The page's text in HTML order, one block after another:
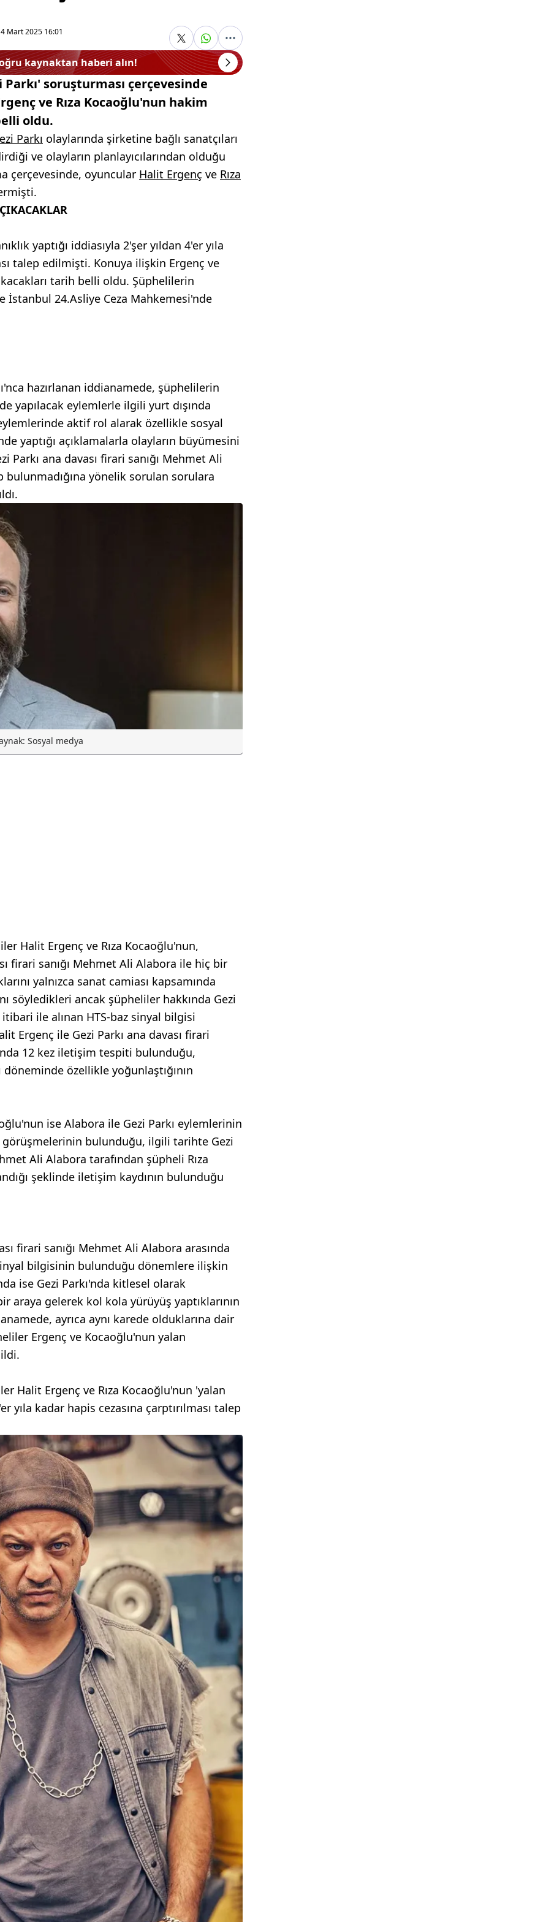
Mart 2025 16:01
kaynaktan haberi alın!
Parkı' soruşturması çerçevesinde
ve Rıza Kocaoğlu'nun hakim
oldu.
Parkı olaylarında şirketine bağlı sanatçıları
ve olayların planlayıcılarından olduğu
çerçevesinde, oyuncular Halit Ergenç ve Rıza
yaptığı iddiasıyla 2'şer yıldan 4'er yıla
talep edilmişti. Konuya ilişkin Ergenç ve
tarih belli oldu. Şüphelilerin
İstanbul 24.Asliye Ceza Mahkemesi'nde
hazırlanan iddianamede, şüphelilerin
yapılacak eylemlerle ilgili yurt dışında
aktif rol alarak özellikle sosyal
yaptığı açıklamalarla olayların büyümesini
Parkı ana davası firari sanığı Mehmet Ali
yönelik sorulan sorulara
Sosyal medya
Halit Ergenç ve Rıza Kocaoğlu'nun,
firari sanığı Mehmet Ali Alabora ile hiç bir
yalnızca sanat camiası kapsamında
söyledikleri ancak şüpheliler hakkında Gezi
itibari ile alınan HTS-baz sinyal bilgisi
Ergenç ile Gezi Parkı ana davası firari
12 kez iletişim tespiti bulunduğu,
özellikle yoğunlaştığının
ise Alabora ile Gezi Parkı eylemlerinin
görüşmelerinin bulunduğu, ilgili tarihte Gezi
Ali Alabora tarafından şüpheli Rıza
şeklinde iletişim kaydının bulunduğu
firari sanığı Mehmet Ali Alabora arasında
bilgisinin bulunduğu dönemlere ilişkin
ise Gezi Parkı'nda kitlesel olarak
araya gelerek kol kola yürüyüş yaptıklarının
ayrıca aynı karede olduklarına dair
Ergenç ve Kocaoğlu'nun yalan
Halit Ergenç ve Rıza Kocaoğlu'nun 'yalan
yıla kadar hapis cezasına çarptırılması talep